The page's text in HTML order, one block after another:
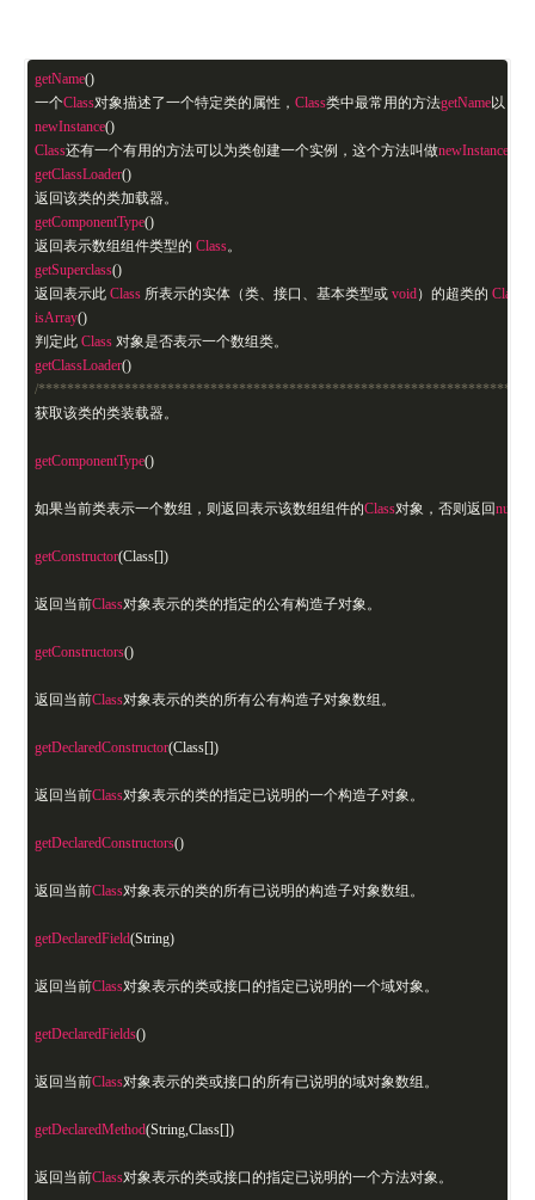
getName()
一个Class对象描述了一个特定类的属性， Class类中最常用的方法getName以
newInstance()
Class还有一个有用的方法可以为类创建一个实例，这个方法叫做newInstance
getClassLoader()
返回该类的类加载器。
getComponentType()
返回表示数组组件类型的 Class。
getSuperclass()
返回表示此 Class所表示的实体（类、接口、基本类型或 void）的超类的 Class
isArray()
判定此 Class对象是否表示一个数组类。
getClassLoader()
/******************************************************************/
获取该类的类装载器。
getComponentType()
如果当前类表示一个数组，则返回表示该数组组件的Class对象，否则返回null
getConstructor(Class[])
返回当前Class对象表示的类的指定的公有构造子对象。
getConstructors()
返回当前Class对象表示的类的所有公有构造子对象数组。
getDeclaredConstructor(Class[])
返回当前Class对象表示的类的指定已说明的一个构造子对象。
getDeclaredConstructors()
返回当前Class对象表示的类的所有已说明的构造子对象数组。
getDeclaredField(String)
返回当前Class对象表示的类或接口的指定已说明的一个域对象。
getDeclaredFields()
返回当前Class对象表示的类或接口的所有已说明的域对象数组。
getDeclaredMethod(String,Class[])
返回当前Class对象表示的类或接口的指定已说明的一个方法对象。